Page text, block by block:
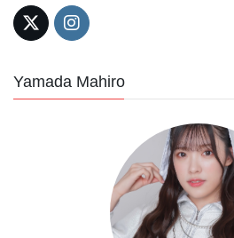
Yamada Mahiro